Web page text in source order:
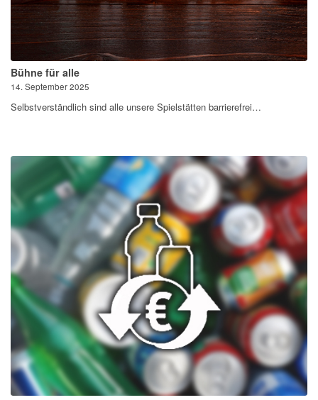
Bühne für alle
14. September 2025
Selbstverständlich sind alle unsere Spielstätten barrierefrei…